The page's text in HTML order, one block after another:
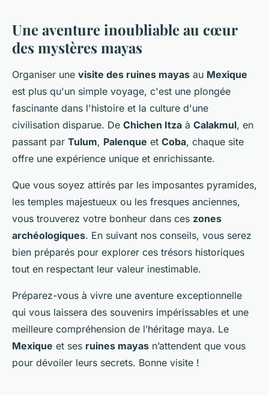
Une aventure inoubliable au cœur
des mystères mayas
Organiser une visite des ruines mayas au Mexique
est plus qu'un simple voyage, c'est une plongée
fascinante dans l'histoire et la culture d'une
civilisation disparue. De Chichen Itza à Calakmul, en
passant par Tulum, Palenque et Coba, chaque site
offre une expérience unique et enrichissante.
Que vous soyez attirés par les imposantes pyramides,
les temples majestueux ou les fresques anciennes,
vous trouverez votre bonheur dans ces zones
archéologiques. En suivant nos conseils, vous serez
bien préparés pour explorer ces trésors historiques
tout en respectant leur valeur inestimable.
Préparez-vous à vivre une aventure exceptionnelle
qui vous laissera des souvenirs impérissables et une
meilleure compréhension de l’héritage maya. Le
Mexique et ses ruines mayas n’attendent que vous
pour dévoiler leurs secrets. Bonne visite !